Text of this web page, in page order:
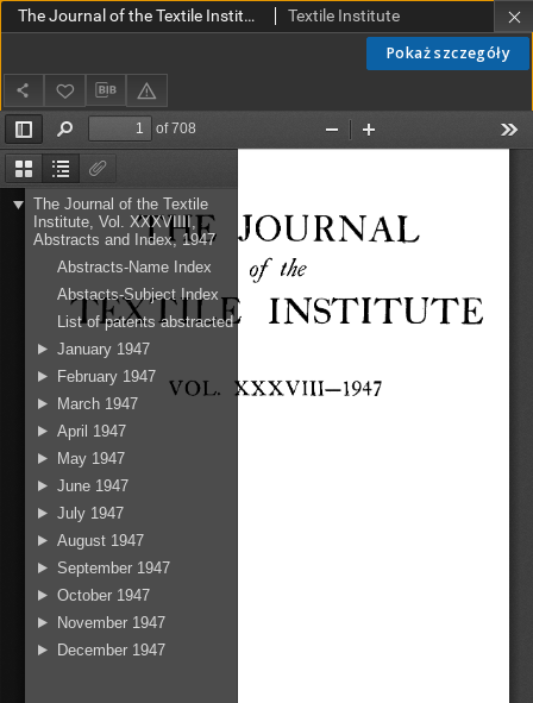
Pokaż szczegóły
The Journal of the Textile Institute. Abstracts and Index vol. 38 (1947) Textile Institute